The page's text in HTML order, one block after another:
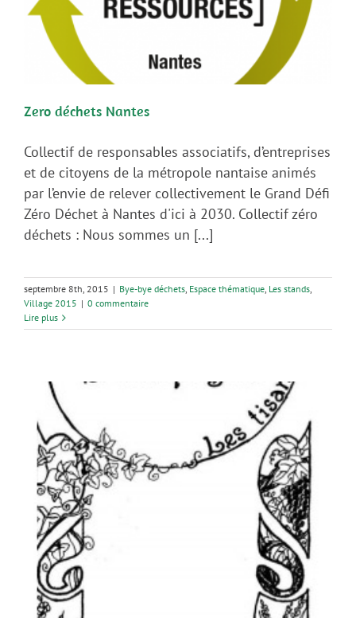
Zero déchets Nantes
Collectif de responsables associatifs, d’entreprises
et de citoyens de la métropole nantaise animés
par l’envie de relever collectivement le Grand Défi
Zéro Déchet à Nantes d'ici à 2030. Collectif zéro
déchets : Nous sommes un [...]
septembre 8th, 2015 | Bye-bye déchets Espace thématique Les stands
Village 2015 | 0 commentaire
Lire plus